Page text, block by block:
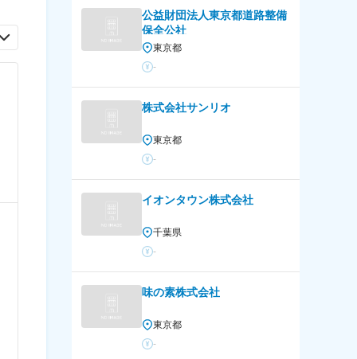
公益財団法人東京都道路整備
保全公社
東京都
-
株式会社サンリオ
東京都
-
イオンタウン株式会社
千葉県
-
味の素株式会社
東京都
-